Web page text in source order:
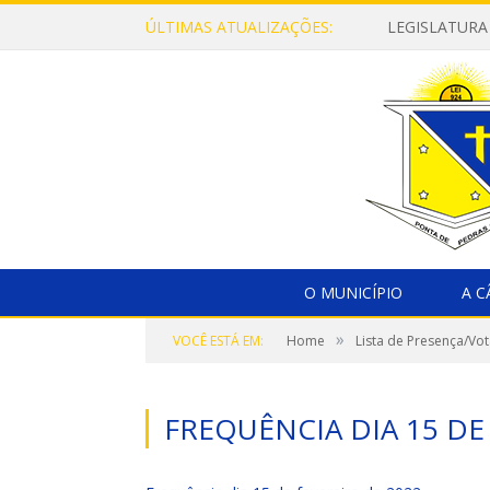
ÚLTIMAS ATUALIZAÇÕES:
O MUNICÍPIO A
VOCÊ ESTÁ EM: Home » Lista de Presença/
FREQUÊNCIA DIA 15